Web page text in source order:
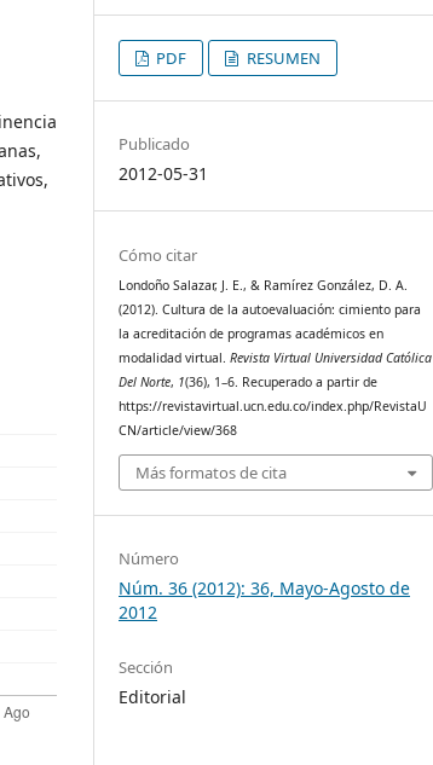
PDF RESUMEN
Publicado
2012-05-31
Cómo citar
Londoño Salazar, J. E., & Ramírez González, D. A.
(2012). Cultura de la autoevaluación: cimiento para
la acreditación de programas académicos en
modalidad virtual.Revista Virtual Universidad Católica
Del Norte, 1(36), 1–6. Recuperado a partir de
https://revistavirtual.ucn.edu.co/index.php/RevistaU
CN/article/view/368
Más formatos de cita
Número
Núm. 36 (2012): 36, Mayo-Agosto de
2012
Sección
Editorial